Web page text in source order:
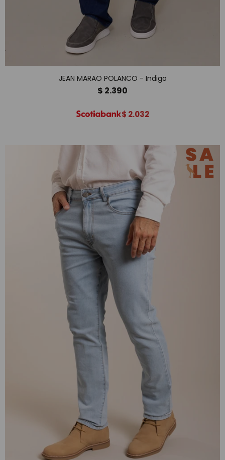
JEAN MARAO POLANCO - Indigo
$ 2.390
$ 2.032